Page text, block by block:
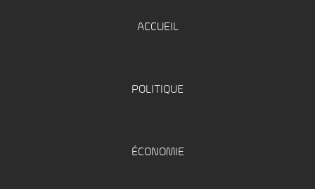
ACCUEIL
POLITIQUE
ÉCONOMIE